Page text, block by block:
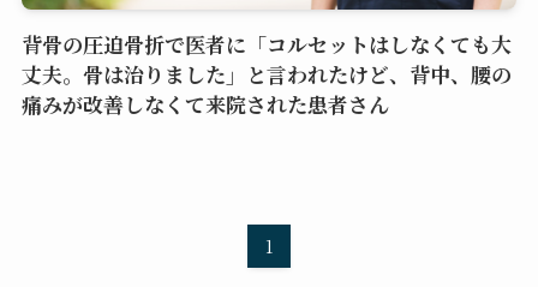
背骨の圧迫骨折で医者に「コルセットはしなくても大
丈夫。骨は治りました」と言われたけど、背中、腰の
痛みが改善しなくて来院された患者さん
1